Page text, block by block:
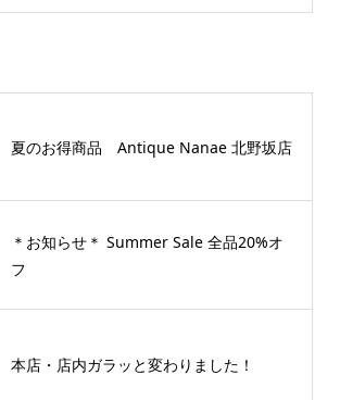
夏のお得商品 Antique Nanae 北野坂店
＊お知らせ＊ Summer Sale 全品20%オ
フ
本店・店内ガラッと変わりました！